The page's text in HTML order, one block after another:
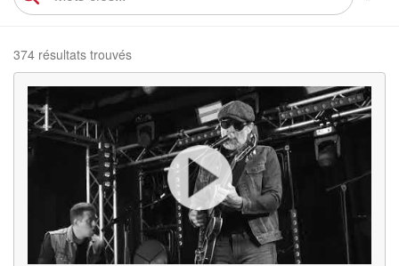
374 résultats trouvés